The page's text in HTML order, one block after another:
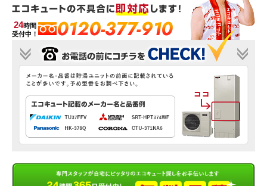
24時間
受付中！
0120-377-910